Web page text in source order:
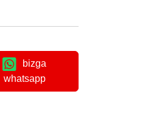
bizga
whatsapp